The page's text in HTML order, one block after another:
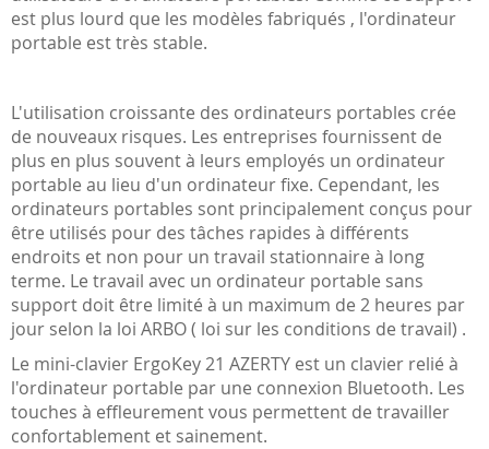
est plus lourd que les modèles fabriqués , l'ordinateur
portable est très stable.
L'utilisation croissante des ordinateurs portables crée
de nouveaux risques. Les entreprises fournissent de
plus en plus souvent à leurs employés un ordinateur
portable au lieu d'un ordinateur fixe. Cependant, les
ordinateurs portables sont principalement conçus pour
être utilisés pour des tâches rapides à différents
endroits et non pour un travail stationnaire à long
terme. Le travail avec un ordinateur portable sans
support doit être limité à un maximum de 2 heures par
jour selon la loi ARBO ( loi sur les conditions de travail) .
Le mini-clavier ErgoKey 21 AZERTY est un clavier relié à
l'ordinateur portable par une connexion Bluetooth. Les
touches à effleurement vous permettent de travailler
confortablement et sainement.